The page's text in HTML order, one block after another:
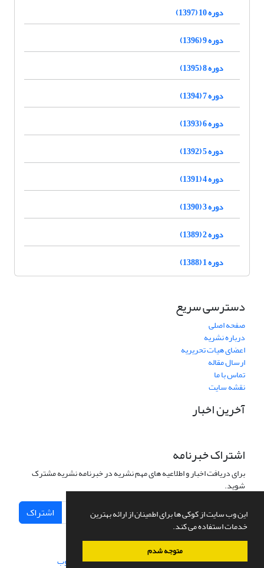
این وب سایت از کوکی ها برای اطمینان از ارائه بهترین
خدمات استفاده می کند.
متوجه شدم
دوره 10 (1397)
دوره 9 (1396)
دوره 8 (1395)
دوره 7 (1394)
دوره 6 (1393)
دوره 5 (1392)
دوره 4 (1391)
دوره 3 (1390)
دوره 2 (1389)
دوره 1 (1388)
دسترسی سریع
صفحه اصلی
درباره نشریه
اعضای هیات تحریریه
ارسال مقاله
تماس با ما
نقشه سایت
آخرین اخبار
اشتراک خبرنامه
برای دریافت اخبار و اطلاعیه های مهم نشریه در خبرنامه نشریه مشترک
شوید.
اشتراک
سامانه مدیریت نشریات علمی.طراحی و پیاده سازی از سیناوب